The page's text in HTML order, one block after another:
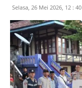
Selasa, 26 Mei 2026, 12 : 40